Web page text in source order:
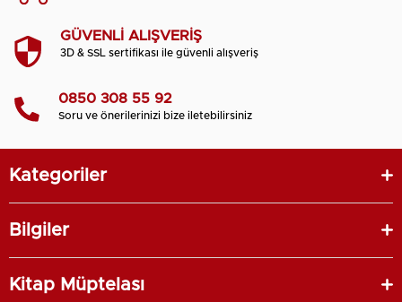
GÜVENLİ ALIŞVERİŞ
3D & SSL sertifikası ile güvenli alışveriş
0850 308 55 92
Soru ve önerilerinizi bize iletebilirsiniz
Kategoriler
Bilgiler
Kitap Müptelası